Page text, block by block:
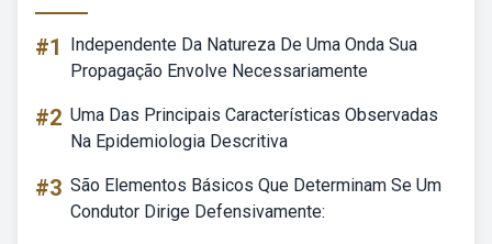
#1
Independente Da Natureza De Uma Onda Sua
Propagação Envolve Necessariamente
#2 Uma Das Principais Características Observadas
Na Epidemiologia Descritiva
#3 São Elementos Básicos Que Determinam Se Um
Condutor Dirige Defensivamente: